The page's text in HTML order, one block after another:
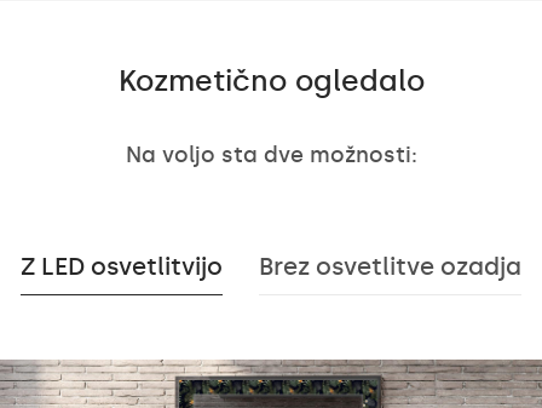
Kozmetično ogledalo
Na voljo sta dve možnosti:
Z LED osvetlitvijo Brez osvetlitve ozadja